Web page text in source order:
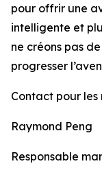
pour offrir une
intelligente et
ne créons pas
progresser
Contact pour les
Raymond Peng
Responsable